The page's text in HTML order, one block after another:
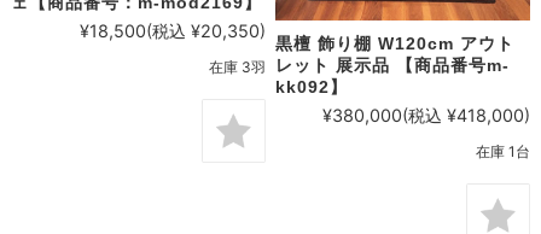
¥18,500(税込 ¥20,350)
在庫 3羽
黒檀 飾り棚 W120cm アウト
レット 展示品 【商品番号m-
kk092】
¥380,000(税込 ¥418,000)
在庫 1台